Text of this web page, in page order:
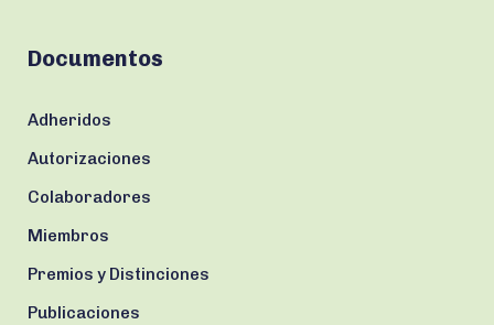
Documentos
Adheridos
Autorizaciones
Colaboradores
Miembros
Premios y Distinciones
Publicaciones